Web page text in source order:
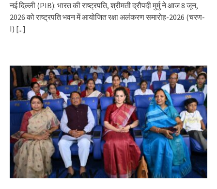
नई दिल्ली (PIB): भारत की राष्ट्रपति, श्रीमती द्रौपदी मुर्मु ने आज 8 जून,
2026 को राष्ट्रपति भवन में आयोजित रक्षा अलंकरण समारोह-2026 (चरण-
I) [...]